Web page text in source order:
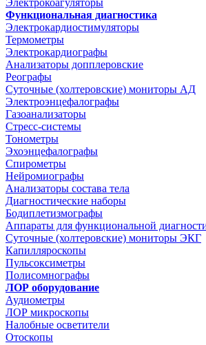
Электрокоагуляторы
Функциональная диагностика
Электрокардиостимуляторы
Термометры
Электрокардиографы
Анализаторы допплеровские
Реографы
Суточные (холтеровские) мониторы АД
Электроэнцефалографы
Газоанализаторы
Стресс-системы
Тонометры
Эхоэнцефалографы
Спирометры
Нейромиографы
Анализаторы состава тела
Диагностические наборы
Бодиплетизмографы
Аппараты для функциональной
Суточные (холтеровские) мониторы ЭКГ
Капилляроскопы
Пульсоксиметры
Полисомнографы
ЛОР оборудование
Аудиометры
ЛОР микроскопы
Налобные осветители
Отоскопы